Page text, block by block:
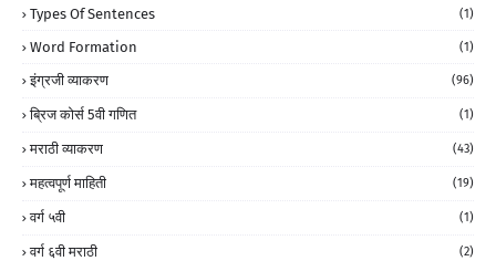
Types Of Sentences (1)
Word Formation (1)
इंग्रजी व्याकरण (96)
ब्रिज कोर्स 5वी गणित (1)
मराठी व्याकरण (43)
महत्वपूर्ण माहिती (19)
वर्ग ५वी (1)
वर्ग ६वी मराठी (2)